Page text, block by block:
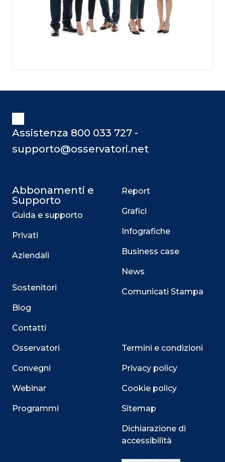
Assistenza 800 033 727 -
supporto@osservatori.net
Abbonamenti e
Supporto
Guida e supporto
Privati
Aziendali
Sostenitori
Blog
Contatti
Osservatori
Convegni
Webinar
Programmi
Report
Grafici
Infografiche
Business case
News
Comunicati Stampa
Termini e condizioni
Privacy policy
Cookie policy
Sitemap
Dichiarazione di
accessibilità